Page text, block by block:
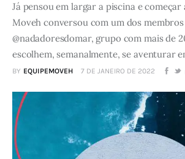
Já pensou em largar a piscina e
Moveh conversou com um dos
@nadadoresdomar, grupo com mais de
escolhem, semanalmente, se aventurar
BY EQUIPEMOVEH 7 DE JANEIRO DE 2022